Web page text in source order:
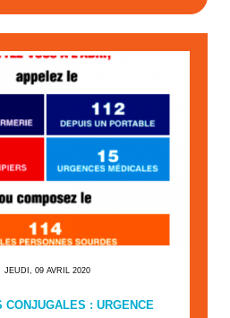
JEUDI, 09 AVRIL 2020
CONJUGALES : URGENCE